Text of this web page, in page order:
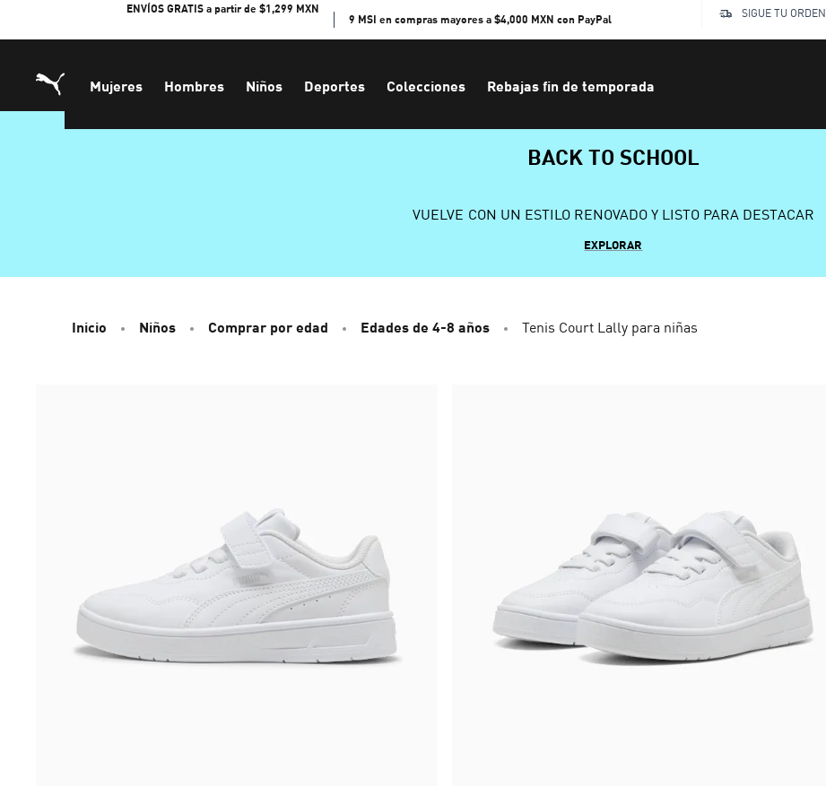
ENVÍOS GRATIS a partir de $1,299 MXN
9 MSI en compras mayores a $4,000 MXN con PayPal
SIGUE TU ORDEN
Mujeres Hombres Niños Deportes Colecciones Rebajas fin de temporada
BACK TO SCHOOL
VUELVE CON UN ESTILO RENOVADO Y LISTO PARA DESTACAR
EXPLORAR
Inicio Niños Comprar por edad Edades de 4-8 años Tenis Court Lally para niñas